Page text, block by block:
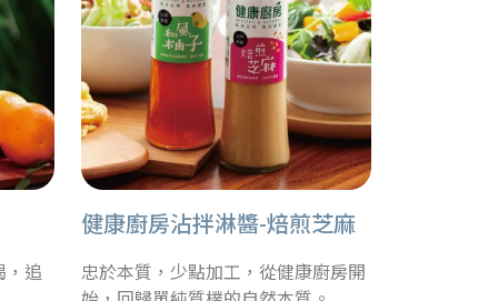
，追
健康廚房沾拌淋醬-焙煎芝麻
忠於本質，少點加工，從健康廚房開